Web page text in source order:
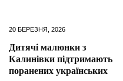
20 БЕРЕЗНЯ, 2026
Дитячі малюнки з
Калинівки підтримають
поранених українських